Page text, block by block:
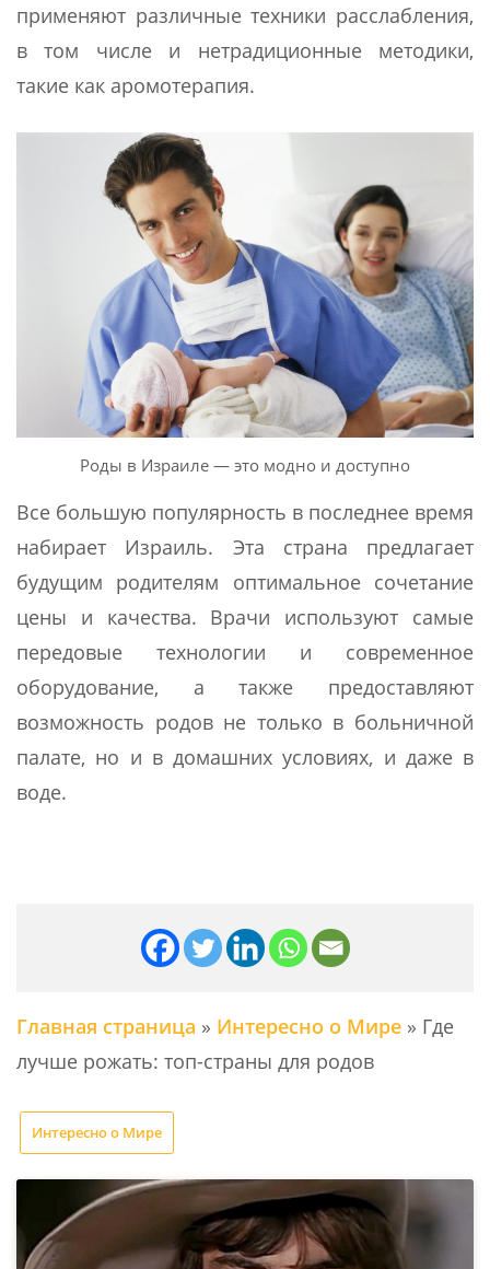
применяют различные техники расслабления,
в том числе и нетрадиционные методики,
такие как аромотерапия.
Роды в Израиле — это модно и доступно
Все большую популярность в последнее время
набирает Израиль. Эта страна предлагает
будущим родителям оптимальное сочетание
цены и качества. Врачи используют самые
передовые технологии и современное
оборудование, а также предоставляют
возможность родов не только в больничной
палате, но и в домашних условиях, и даже в
воде.
Главная страница » Интересно о Мире » Где
лучше рожать: топ-страны для родов
Интересно о Мире